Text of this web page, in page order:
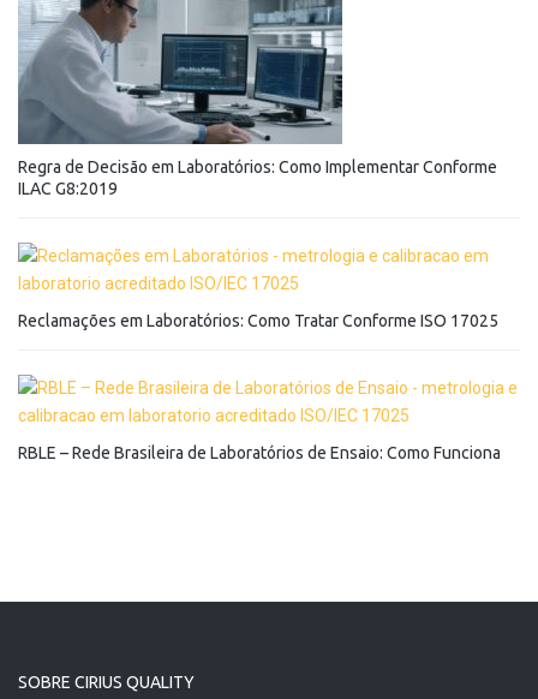
Regra de Decisão em Laboratórios: Como Implementar Conforme
ILAC G8:2019
Reclamações em Laboratórios: Como Tratar Conforme ISO 17025
RBLE – Rede Brasileira de Laboratórios de Ensaio: Como Funciona
SOBRE CIRIUS QUALITY